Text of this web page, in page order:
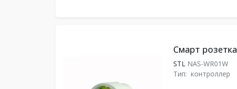
Смарт
STLNAS-WR01W
Тип: контроллер